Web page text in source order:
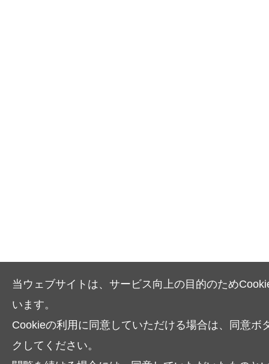
当ウェブサイトは、サービス向上の目的のため
います。
Cookieの利用に同意していただける場合は、同意ボ
クしてください。